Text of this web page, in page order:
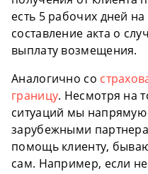
есть 5 рабочих дней
составление акта о
выплату возмещения.
Аналогично со
границу. Несмотря на
ситуаций мы напрямую
зарубежными
помощь клиенту,
сам. Например, если